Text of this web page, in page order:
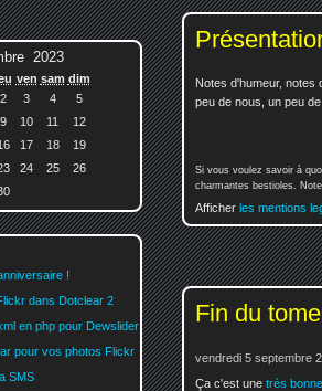
Notes d'humeur, notes
peu de nous, un peu
Si vous voulez savoir à
charmantes bestioles.
Afficher les mentions
Fin du
vendredi 5 septembre
Ça c'est une très
2023
ven sam dim
2 3 4
5
9 10 11
12
17 18
19
24 25
26
!
dans Dotclear 2
en php pour Dewslider
pour vos photos Flickr
SMS